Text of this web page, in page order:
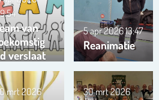
van
verslaat
team …
Reanimatie
5 apr 202613:47
mrt 2026
30 mrt 2026